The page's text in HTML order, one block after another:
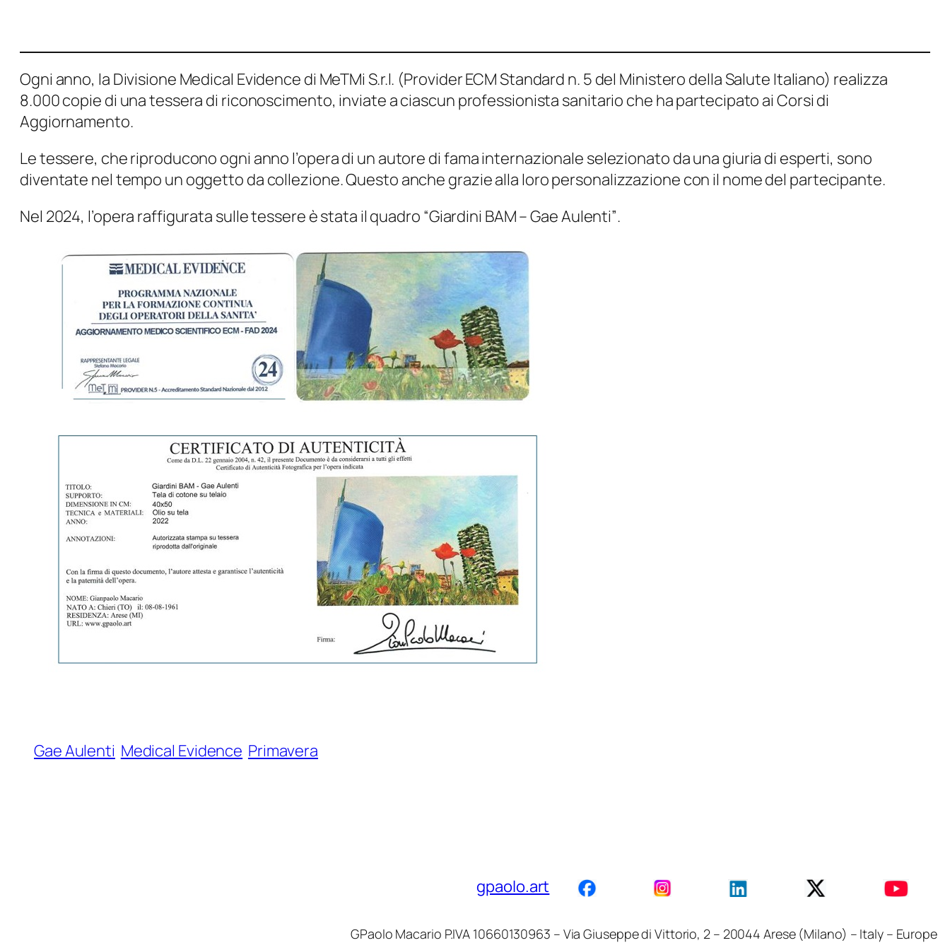
Ogni anno, la Divisione Medical Evidence di MeTMi S.r.l. (Provider ECM Standard n. 5 del Ministero della Salute Italiano) realizza
8.000 copie di una tessera di riconoscimento, inviate a ciascun professionista sanitario che ha partecipato ai Corsi di
Aggiornamento.
Le tessere, che riproducono ogni anno l’opera di un autore di fama internazionale selezionato da una giuria di esperti, sono
diventate nel tempo un oggetto da collezione. Questo anche grazie alla loro personalizzazione con il nome del partecipante.
Nel 2024, l’opera raffigurata sulle tessere è stata il quadro “Giardini BAM – Gae Aulenti”.
Gae Aulenti Medical Evidence Primavera
gpaolo.art
GPaolo Macario P.IVA 10660130963 – Via Giuseppe di Vittorio, 2 – 20044 Arese (Milano) – Italy – Europe